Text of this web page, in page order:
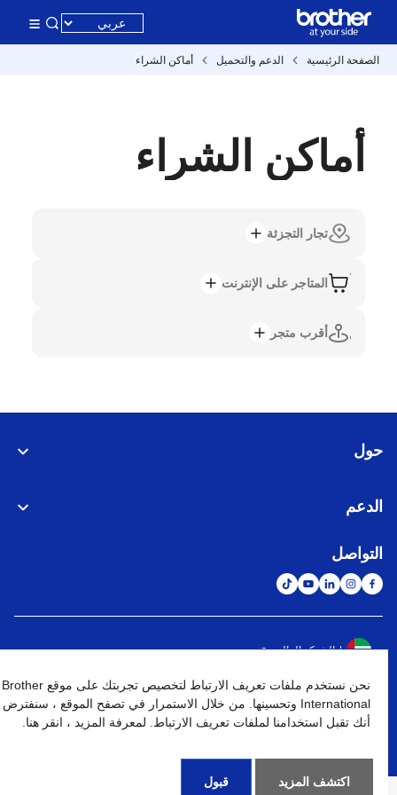
الصفحة الرئيسية الدعم والتحميل أماكن الشراء
أماكن الشراء
تجار التجزئة
المتاجر على الإنترنت
أقرب متجر
حول
الدعم
التواصل
الشبكة العالمية
نهج الخصوصية شروط الإستخدام خريطة الموقع الإنتقال إلى الموقع العالمي
كافة الحقوق محفوظة. BROTHER INTERNATIONAL (GULF) FZE
نحن نستخدم ملفات تعريف الارتباط لتخصيص تجربتك على موقع Brother
International وتحسينها. من خلال الاستمرار في تصفح الموقع ، سنفترض
أنك تقبل استخدامنا لملفات تعريف الارتباط. لمعرفة المزيد ، انقر هنا.
اكتشف المزيد قبول